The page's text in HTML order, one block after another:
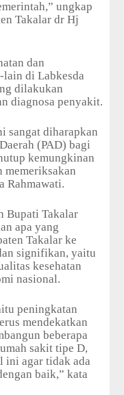
ungkap
Takalar dr Hj
dan
lain di Labkesda
dilakukan
diagnosa penyakit.
sangat diharapkan
(PAD) bagi
kemungkinan
memeriksakan
Rahmawati.
Bupati Takalar
apa yang
Takalar ke
signifikan, yaitu
kesehatan
nasional.
peningkatan
mendekatkan
beberapa
sakit tipe D,
ini agar tidak ada
baik,” kata